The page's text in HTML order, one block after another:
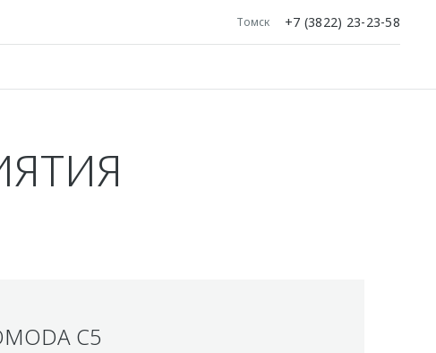
Томск +7 (3822) 23-23-58
C5